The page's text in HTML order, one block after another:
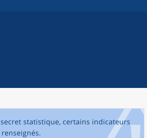
statistique, certains indicateurs